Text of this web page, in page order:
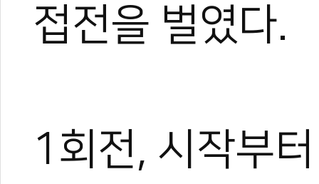
접전을 벌였다.
1회전, 시작부